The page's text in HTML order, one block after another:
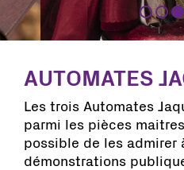
AUTOMATES
Les trois Automates
parmi les pièces
possible de les admirer
démonstrations